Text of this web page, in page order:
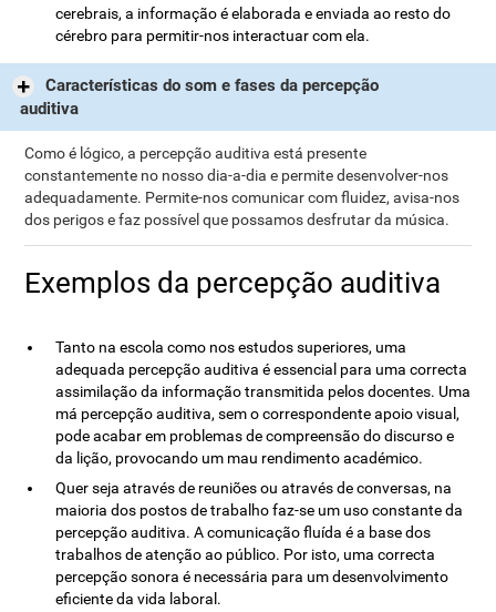
cerebrais, a informação é elaborada e enviada ao resto do
cérebro para permitir-nos interactuar com ela.
Características do som e fases da percepção
auditiva
Como é lógico, a percepção auditiva está presente
constantemente no nosso dia-a-dia e permite desenvolver-nos
adequadamente. Permite-nos comunicar com fluidez, avisa-nos
dos perigos e faz possível que possamos desfrutar da música.
Exemplos da percepção auditiva
Tanto na escola como nos estudos superiores, uma
adequada percepção auditiva é essencial para uma correcta
assimilação da informação transmitida pelos docentes. Uma
má percepção auditiva, sem o correspondente apoio visual,
pode acabar em problemas de compreensão do discurso e
da lição, provocando um mau rendimento académico.
Quer seja através de reuniões ou através de conversas, na
maioria dos postos de trabalho faz-se um uso constante da
percepção auditiva. A comunicação fluída é a base dos
trabalhos de atenção ao público. Por isto, uma correcta
percepção sonora é necessária para um desenvolvimento
eficiente da vida laboral.